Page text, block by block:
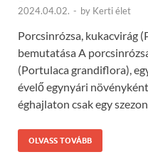
2024.04.02. - by Kerti élet
Porcsinrózsa, kukacvirág
bemutatása A
(Portulaca grandiflora),
évelő egynyári
éghajlaton csak egy
OLVASS TOVÁBB